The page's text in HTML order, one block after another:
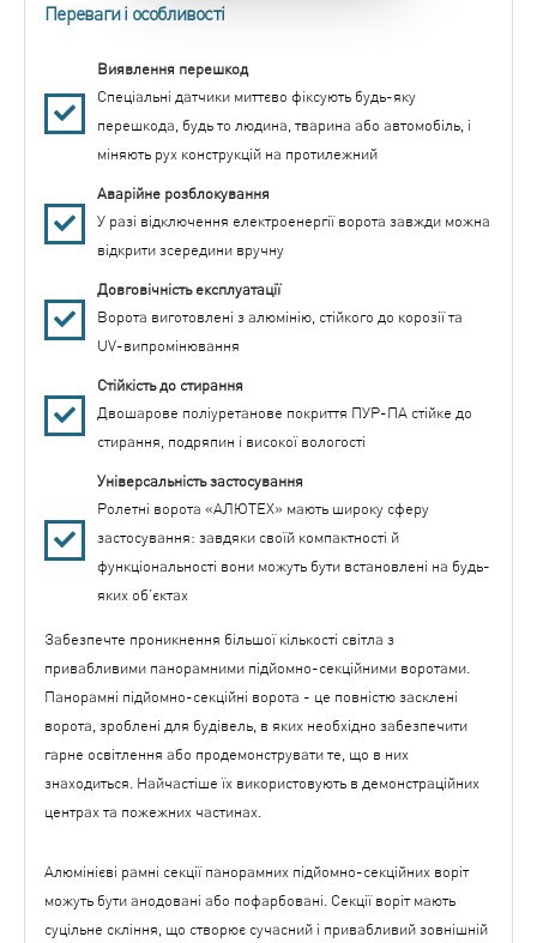
Переваги і особливості
Виявлення перешкод
Спеціальні датчики миттєво фіксують будь-яку
перешкода, будь то людина, тварина або автомобіль, і
міняють рух конструкцій на протилежний
Аварійне розблокування
У разі відключення електроенергії ворота завжди можна
відкрити зсередини вручну
Довговічність експлуатації
Ворота виготовлені з алюмінію, стійкого до корозії та
UV-випромінювання
Стійкість до стирання
Двошарове поліуретанове покриття ПУР-ПА стійке до
стирання, подряпин і високої вологості
Універсальність застосування
Ролетні ворота «АЛЮТЕХ» мають широку сферу
застосування: завдяки своїй компактності й
функціональності вони можуть бути встановлені на будь-
яких об’єктах
Забезпечте проникнення більшої кількості світла з
привабливими панорамними підйомно-секційними воротами.
Панорамні підйомно-секційні ворота - це повністю засклені
ворота, зроблені для будівель, в яких необхідно забезпечити
гарне освітлення або продемонструвати те, що в них
знаходиться. Найчастіше їх використовують в демонстраційних
центрах та пожежних частинах.
Алюмінієві рамні секції панорамних підйомно-секційних воріт
можуть бути анодовані або пофарбовані. Секції воріт мають
суцільне скління, що створює сучасний і привабливий зовнішній